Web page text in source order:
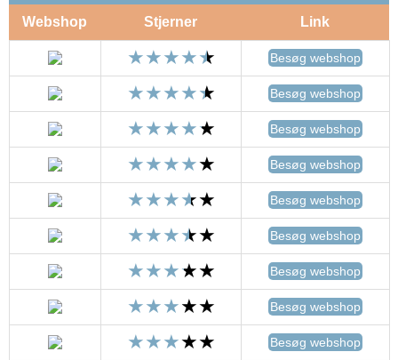
Webshop Stjerner Link
Besøg webshop
Besøg webshop
Besøg webshop
Besøg webshop
Besøg webshop
Besøg webshop
Besøg webshop
Besøg webshop
Besøg webshop